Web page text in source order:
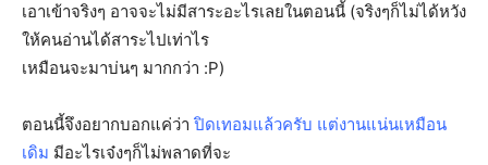
เอาเข้าจริงๆ อาจจะไม่มีสาระอะไรเลยในตอนนี้ (จริงๆก็ไม่ได้หวัง
ให้คนอ่านได้สาระไปเท่าไร
เหมือนจะมาบ่นๆ มากกว่า :P)
ตอนนี้จึงอยากบอกแค่ว่า ปิดเทอมแล้วครับ แต่งานแน่นเหมือน
เดิม มีอะไรเจ๋งๆก็ไม่พลาดที่จะ